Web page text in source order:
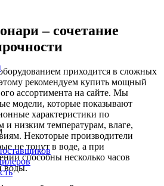
– сочетание
приходится в сложных
рекомендуем купить мощный
ассортимента на сайте. Мы
модели, которые показывают
характеристики по
и низким температурам, влаге,
Некоторые производители
не тонут в воде, а при
способны несколько часов
воды.